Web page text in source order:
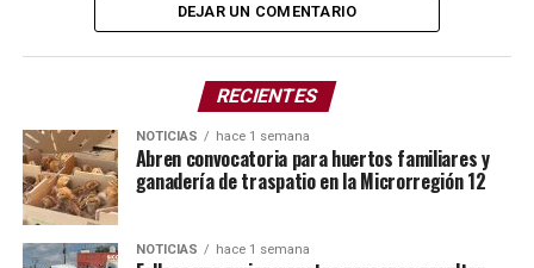
Mientras que, el equipo de mantenimiento preventivo
en líneas de drenaje, realizaron trabajos de desazolve en
la infraestructura del Instituto de Capacitación para el
Trabajo (ICATEP), Jardín de Niños Papalocalli y el
Bachillerato Francisco I. Madero.
DEJAR UN COMENTARIO
RECIENTES
NOTICIAS hace 1 semana
Abren convocatoria para huertos familiares y
ganadería de traspatio en la Microrregión 12
NOTICIAS hace 1 semana